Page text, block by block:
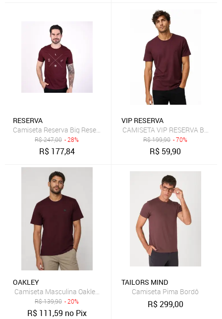
RESERVA
Camiseta Reserva Big Resenha Bordo
R$247,00 - 28%
R$ 177,84
VIP RESERVA
CAMISETA VIP RESERVA BORDO
R$199,90 - 70%
R$ 59,90
OAKLEY
Camiseta Masculina Oakley Patch Bordô
R$139,90 - 20%
R$ 111,59 no Pix
TAILORS MIND
Camiseta Pima Bordô
R$299,00